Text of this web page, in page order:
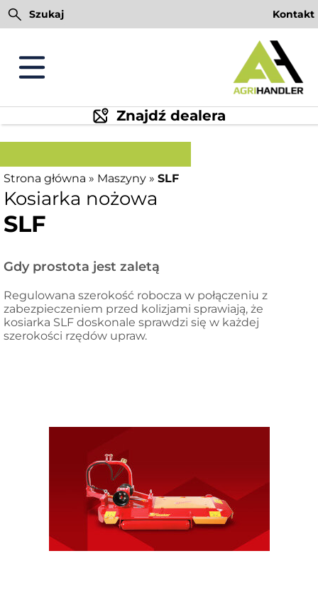
PrzejdźSzukaj Kontakt
Znajdź dealera
Strona główna » Maszyny » SLF
Kosiarka nożowa
SLF
Gdy prostota jest zaletą
Regulowana szerokość robocza w połączeniu z
zabezpieczeniem przed kolizjami sprawiają, że
kosiarka SLF doskonale sprawdzi się w każdej
szerokości rzędów upraw.